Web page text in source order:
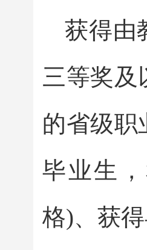
获得由
三等奖及
的省级职
毕业生
格)、获